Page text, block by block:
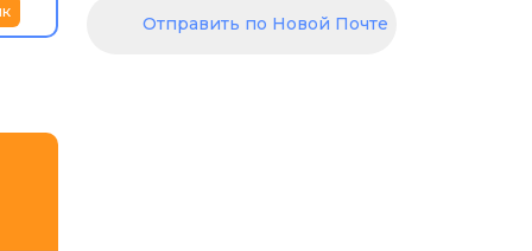
Отправить по Новой Почте